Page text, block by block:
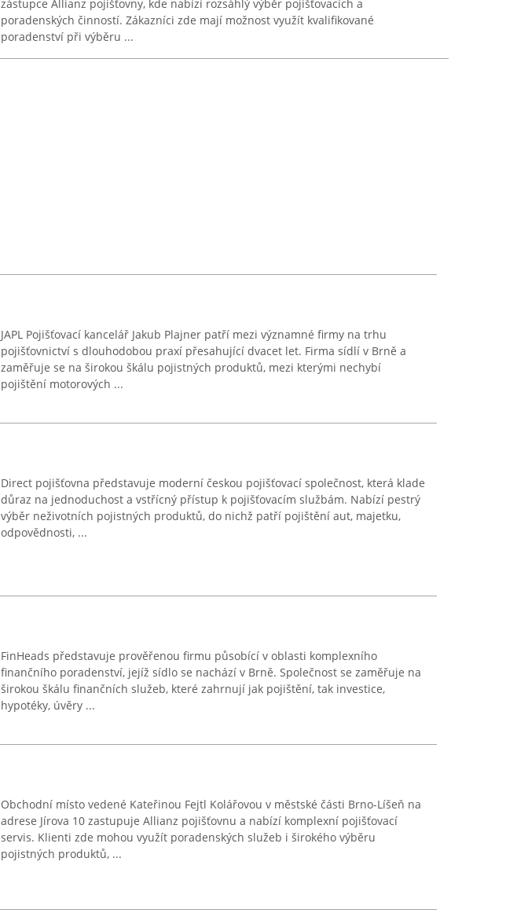
zástupce Allianz pojišťovny, kde nabízí rozsáhlý výběr pojišťovacích a
poradenských činností. Zákazníci zde mají možnost využít kvalifikované
poradenství při výběru ...
JAPL Pojišťovací kancelář Jakub Plajner patří mezi významné firmy na trhu
pojišťovnictví s dlouhodobou praxí přesahující dvacet let. Firma sídlí v Brně a
zaměřuje se na širokou škálu pojistných produktů, mezi kterými nechybí
pojištění motorových ...
Direct pojišťovna představuje moderní českou pojišťovací společnost, která klade
důraz na jednoduchost a vstřícný přístup k pojišťovacím službám. Nabízí pestrý
výběr neživotních pojistných produktů, do nichž patří pojištění aut, majetku,
odpovědnosti, ...
FinHeads představuje prověřenou firmu působící v oblasti komplexního
finančního poradenství, jejíž sídlo se nachází v Brně. Společnost se zaměřuje na
širokou škálu finančních služeb, které zahrnují jak pojištění, tak investice,
hypotéky, úvěry ...
Obchodní místo vedené Kateřinou Fejtl Kolářovou v městské části Brno-Líšeň na
adrese Jírova 10 zastupuje Allianz pojišťovnu a nabízí komplexní pojišťovací
servis. Klienti zde mohou využít poradenských služeb i širokého výběru
pojistných produktů, ...